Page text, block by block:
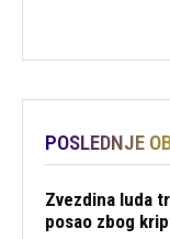
POSLEDNJE
Zvezdina luda
posao zbog